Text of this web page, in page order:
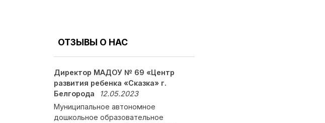
ОТЗЫВЫ О НАС
Директор МАДОУ № 69 «Центр
развития ребенка «Сказка» г.
Белгорода
12.05.2023
Муниципальное автономное
дошкольное образовательное